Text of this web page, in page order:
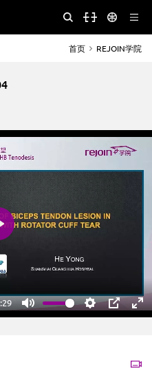
首页 REJOIN学院
Mute Settings
PIP